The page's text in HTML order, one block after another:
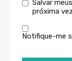
Salvar
próxima
Notifique-me